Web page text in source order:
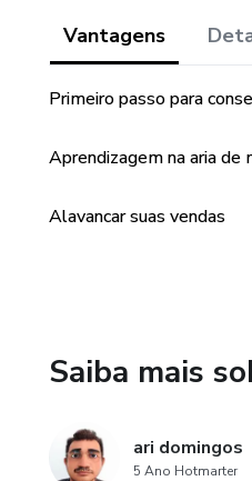
Vantagens
Primeiro passo para
Aprendizagem na aria de
Alavancar suas vendas
Saiba mais
ari domingos
5 Ano Hotmarter